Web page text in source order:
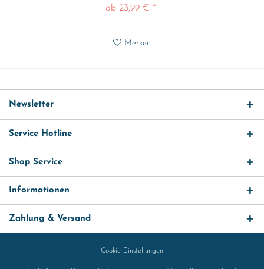
ab 23,99 € *
Merken
Newsletter
Service Hotline
Shop Service
Informationen
Zahlung & Versand
Cookie-Einstellungen